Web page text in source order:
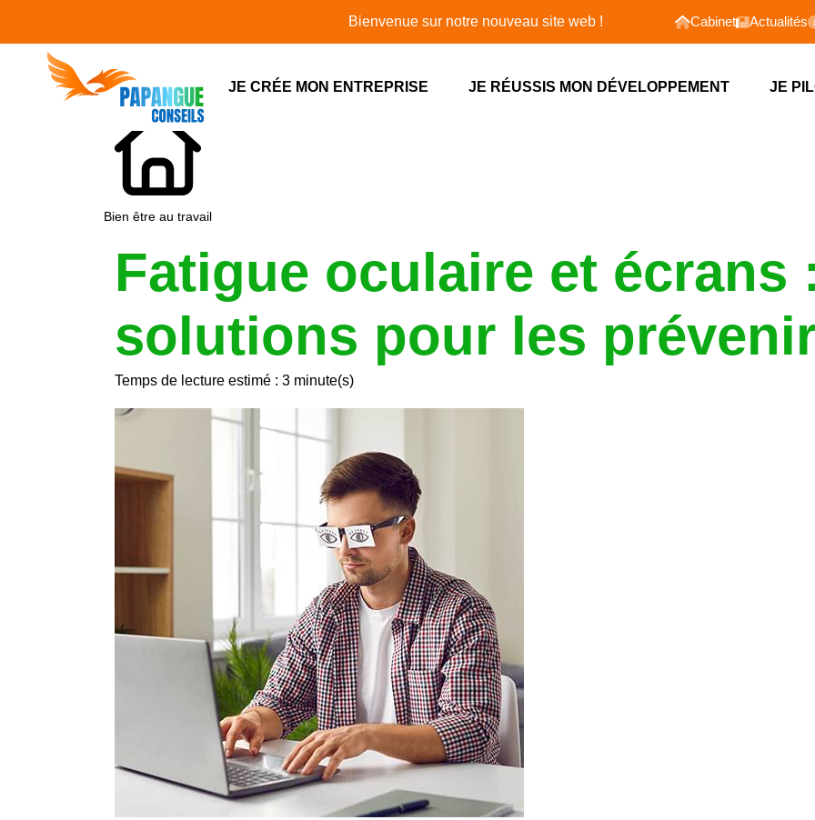
Bienvenue sur notre nouveau site web ! Cabinet Actualités
JE CRÉE MON ENTREPRISE JE RÉUSSIS MON DÉVELOPPEMENT JE
L'actualité du mois
Bien être au travail
Fatigue oculaire et écrans
solutions pour les
Temps de lecture estimé : 3 minute(s)